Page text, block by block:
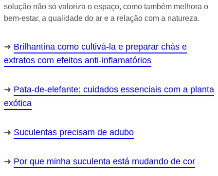
solução não só valoriza o espaço, como também melhora o
bem-estar, a qualidade do ar e a relação com a natureza.
Brilhantina como cultivá-la e preparar chás e
extratos com efeitos anti-inflamatórios
Pata-de-elefante: cuidados essenciais com a planta
exótica
Suculentas precisam de adubo
Por que minha suculenta está mudando de cor